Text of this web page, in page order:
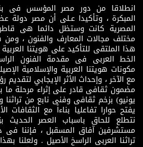
انطلاقا من دور مصر المؤسس فى
المبكرة ، وتأكيدا عـلى أن مصر دولة
المصرية كانت وستظل دائما هى
مختلف مجالات المعارف والفنون ،
هذا الملتقى للتأكيد على هويتنا
الخط العربى فى مقدمة الفنون
مكونات هويتنا العربية والإسلامية
مع الآخر ، وإحداث الأثر الإيجابي
يونيو) بزخم ثقافى وفنى نابع من تراثنا
يفتح حوارا تفاعليا بناءاً مع الثقافات
نتطلع للحاق باسباب العصر الحديث
مستشرفين آفاق المسقبل ، فإننا
تراثنا العربى الراسخ الأصيل . ولعلنا